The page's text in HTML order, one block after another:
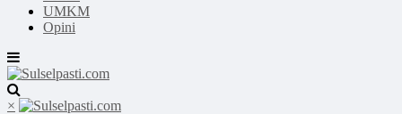
UMKM
Opini
×